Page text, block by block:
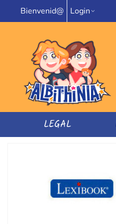
Bienvenid@ Login
LEGAL